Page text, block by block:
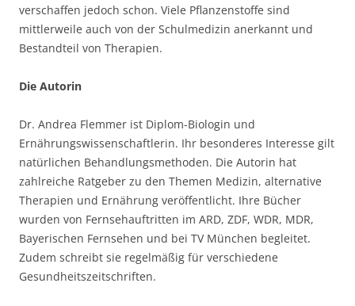
verschaffen jedoch schon. Viele Pflanzenstoffe sind
mittlerweile auch von der Schulmedizin anerkannt und
Bestandteil von Therapien.
Die Autorin
Dr. Andrea Flemmer ist Diplom-Biologin und
Ernährungswissenschaftlerin. Ihr besonderes Interesse gilt
natürlichen Behandlungsmethoden. Die Autorin hat
zahlreiche Ratgeber zu den Themen Medizin, alternative
Therapien und Ernährung veröffentlicht. Ihre Bücher
wurden von Fernsehauftritten im ARD, ZDF, WDR, MDR,
Bayerischen Fernsehen und bei TV München begleitet.
Zudem schreibt sie regelmäßig für verschiedene
Gesundheitszeitschriften.